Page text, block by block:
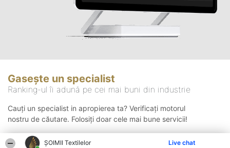
ȘOIMII Textilelor Live chat
Gasește un specialist
Ranking-ul îi adună pe cei mai buni din industrie
Cauți un specialist in apropierea ta? Verificați motorul
nostru de căutare. Folosiți doar cele mai bune servicii!